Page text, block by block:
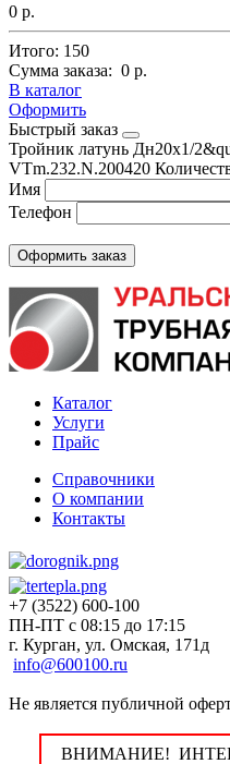
0 р.
Итого: 150
Сумма заказа: 0 р.
В каталог
Оформить
Быстрый заказ
Тройник латунь Дн20х1/
VTm.232.N.200420
Имя
Телефон
Каталог
Услуги
Прайс
Справочники
О компании
Контакты
+7 (3522) 600-100
ПН-ПТ с 08:15 до 17:15
г. Курган, ул. Омская, 171д
info@600100.ru
Не является публичной
ВНИМАНИЕ!